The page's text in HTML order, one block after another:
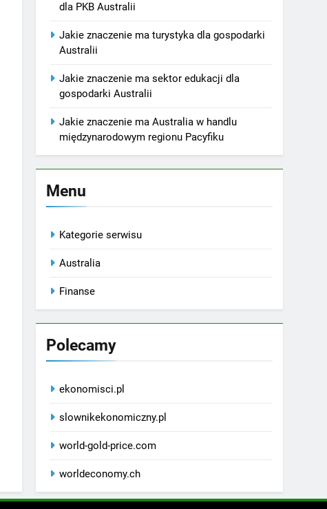
dla PKB Australii
Jakie znaczenie ma turystyka dla gospodarki
Australii
Jakie znaczenie ma sektor edukacji dla
gospodarki Australii
Jakie znaczenie ma Australia w handlu
międzynarodowym regionu Pacyfiku
Menu
Kategorie serwisu
Australia
Finanse
Polecamy
ekonomisci.pl
slownikekonomiczny.pl
world-gold-price.com
worldeconomy.ch